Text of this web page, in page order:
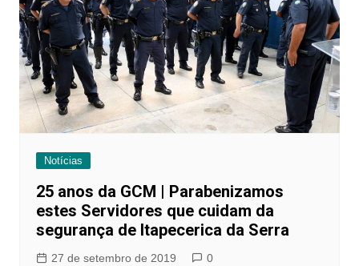
Notícias
25 anos da GCM | Parabenizamos
estes Servidores que cuidam da
segurança de Itapecerica da Serra
27 de setembro de 2019 0